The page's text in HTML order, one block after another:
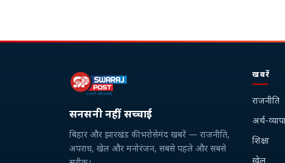
सनसनी नहीं, सच्चाई
बिहार और झारखंड की भरोसेमंद खबरें — राजनीति,
अपराध, खेल और मनोरंजन, सबसे पहले और सबसे
खबरें
राजनीति
अर्थ-
शिक्षा